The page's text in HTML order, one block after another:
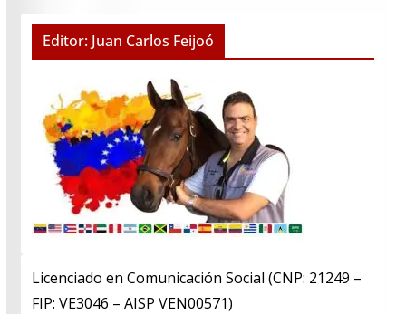
Editor: Juan Carlos Feijoó
Licenciado en Comunicación Social (CNP: 21249 –
FIP: VE3046 – AISP VEN00571)